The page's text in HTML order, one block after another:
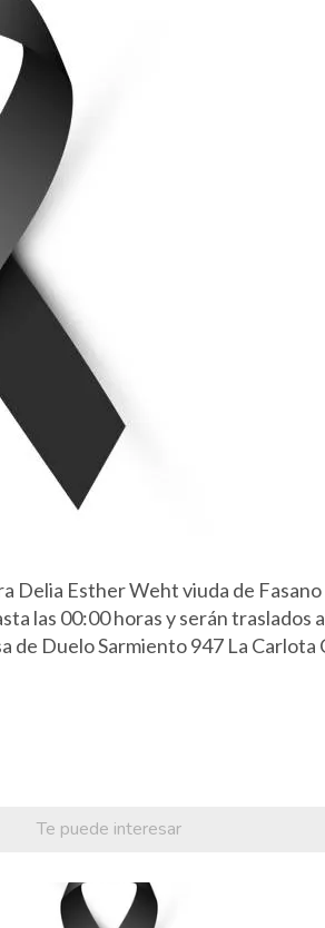
Delia Esther Weht viuda de
las 00:00 horas y serán traslados
de Duelo Sarmiento 947 La
Te puede interesar